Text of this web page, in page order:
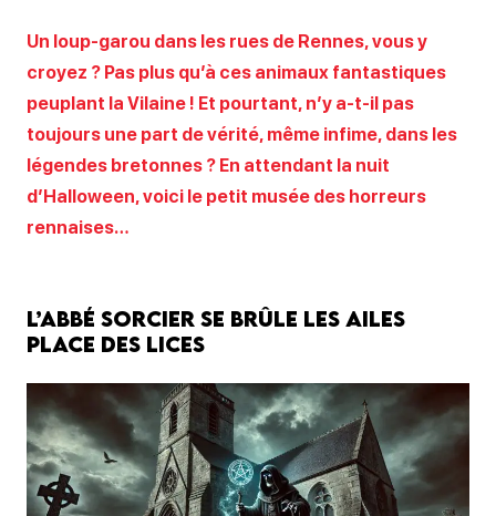
Un loup-garou dans les rues de Rennes, vous y
croyez ? Pas plus qu’à ces animaux fantastiques
peuplant la Vilaine ! Et pourtant, n’y a-t-il pas
toujours une part de vérité, même infime, dans les
légendes bretonnes ? En attendant la nuit
d’Halloween, voici le petit musée des horreurs
rennaises…
L’abbé sorcier se brûle les ailes
Place des Lices